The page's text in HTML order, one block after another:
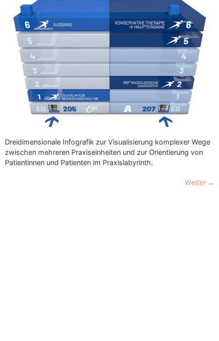
Dreidimensionale Infografik zur Visualisierung komplexer Wege
zwischen mehreren Praxiseinheiten und zur Orientierung von
Patientinnen und Patienten im Praxislabyrinth.
Weiter →